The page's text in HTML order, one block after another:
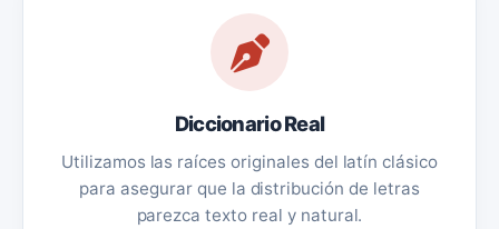
Diccionario Real
Utilizamos las raíces originales del latín clásico
para asegurar que la distribución de letras
parezca texto real y natural.